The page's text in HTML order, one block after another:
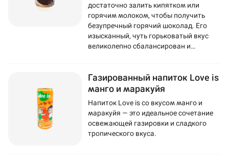
достаточно залить кипятком или
горячим молоком, чтобы получить
безупречный горячий шоколад. Его
изысканный, чуть горьковатый вкус
великолепно сбалансирован и
Газированный напиток Love is
манго и маракуйя
Напиток Love is со вкусом манго и
маракуйя — это идеальное сочетание
освежающей газировки и сладкого
тропического вкуса.